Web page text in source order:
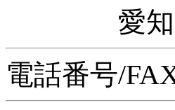
愛知県岡
電話番号/